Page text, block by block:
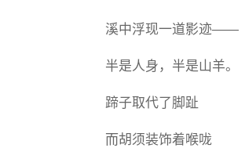
溪中浮现一道影迹——
半是人身，半是山羊。
蹄子取代了脚趾
而胡须装饰着喉咙